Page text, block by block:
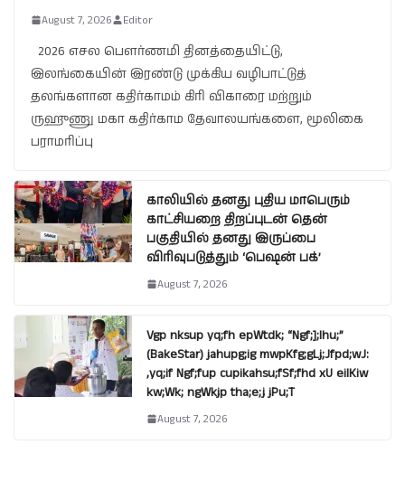
August 7, 2026 Editor
2026 எசல பௌர்ணமி தினத்தையிட்டு,
இலங்கையின் இரண்டு முக்கிய வழிபாட்டுத்
தலங்களான கதிர்காமம் கிரி விகாரை மற்றும்
ருஹுணு மகா கதிர்காம தேவாலயங்களை, மூலிகை
பராமரிப்பு
காலியில் தனது புதிய மாபெரும்
காட்சியறை திறப்புடன் தென்
பகுதியில் தனது இருப்பை
விரிவுபடுத்தும் ‘பெஷன் பக்’
August 7, 2026
Vgp nksup yq;fh epWtdk; “Ngf;];lhu;”
(BakeStar) jahupg;ig mwpKfg;gLj;Jfpd;wJ:
,yq;if Ngf;fup cupikahsu;fSf;fhd xU eilKiw
kw;Wk; ngWkjp tha;e;j jPu;T
August 7, 2026